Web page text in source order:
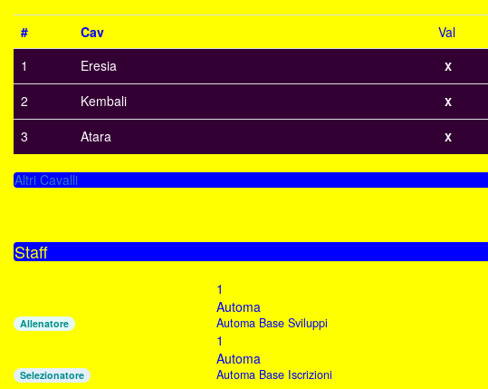
# Cav Val
1
Eresia X
2
Kembali X
3
Atara X
Altri Cavalli
Staff
1
Automa
Allenatore Automa Base Sviluppi
1
Automa
Selezionatore Automa Base Iscrizioni